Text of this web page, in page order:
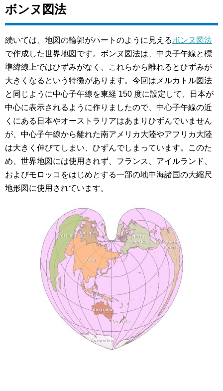
ボンヌ図法
続いては、地図の輪郭がハートのように見えるボンヌ図法
で作成した世界地図です。ボンヌ図法は、中央子午線と標
準緯線上ではひずみがなく、これらから離れるとひずみが
大きくなるという特徴があります。今回はメルカトル図法
と同じように中心子午線を東経 150 度に設定して、日本が
中心に表示されるように作りましたので、中心子午線の近
くにある日本やオーストラリアはあまりひずんでいません
が、中心子午線から離れた南アメリカ大陸やアフリカ大陸
は大きく伸びてしまい、ひずんでしまっています。このた
め、世界地図には使用されず、フランス、アイルランド、
およびモロッコをはじめとする一部の地中海諸国の大縮尺
地形図に使用されています。